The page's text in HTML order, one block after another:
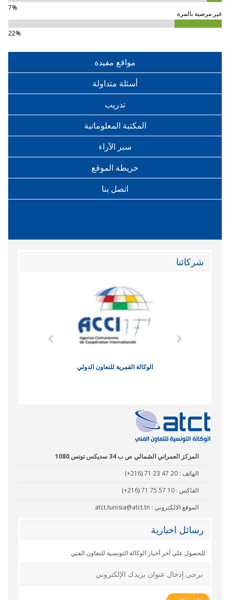
7%
غير مرضية بالمرة
22%
مواقع مفيدة
أسئلة متداولة
تدريب
المكتبة المعلوماتية
سبر الآراء
خريطة الموقع
اتصل بنا
شركائنا
الوكالة القمرية للتعاون الدولي
المركز العمراني الشمالي ص ب 34 سديكس تونس 1080
الهاتف : (+216) 71 23 47 20
الفاكس : (+216) 71 75 57 10
الموقع الالكتروني : atct.tunisia@atct.tn
رسائل اخبارية
للحصول على آخر أخبار الوكالة التونسية للتعاون الفني